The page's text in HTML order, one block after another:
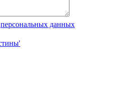
персональных данных